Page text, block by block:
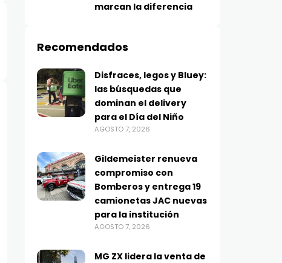
marcan la diferencia
Recomendados
Disfraces, legos y Bluey:
las búsquedas que
dominan el delivery
para el Día del Niño
AGOSTO 7, 2026
Gildemeister renueva
compromiso con
Bomberos y entrega 19
camionetas JAC nuevas
para la institución
AGOSTO 7, 2026
MG ZX lidera la venta de